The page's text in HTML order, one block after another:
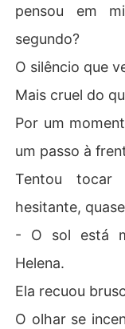
pensou em
segundo?
O silêncio que
Mais cruel do
Por um
um passo à
Tentou
hesitante,
- O sol está
Helena.
Ela recuou
O olhar se